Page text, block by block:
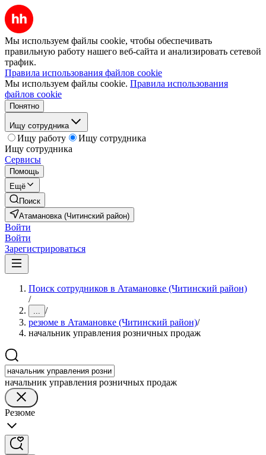
Мы используем файлы cookie, чтобы обеспечивать
правильную работу нашего веб-сайта и анализировать сетевой
трафик.
Правила использования файлов cookie
Мы используем файлы cookie. Правила использования
файлов cookie
Понятно
Ищу сотрудника
Ищу работу
Ищу сотрудника
Ищу сотрудника
Сервисы
Помощь
Ещё
Поиск
Атамановка (Читинский район)
Войти
Войти
Зарегистрироваться
Поиск сотрудников в Атамановке (Читинский район)
/
... /
резюме в Атамановке (Читинский район)/
начальник управления розничных продаж
начальник управления розничных продаж
Резюме